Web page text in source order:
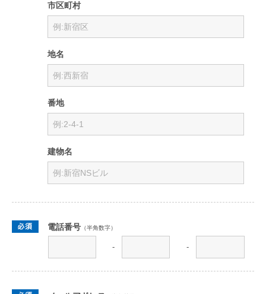
市区町村
地名
番地
建物名
電話番号 （半角数字）
- -